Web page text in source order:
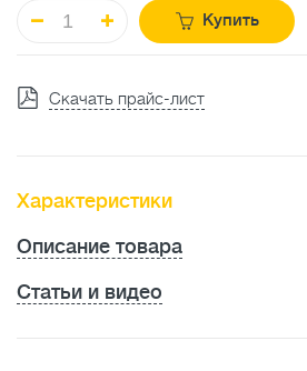
Купить
Скачать прайс-лист
Характеристики
Описание товара
Статьи и видео